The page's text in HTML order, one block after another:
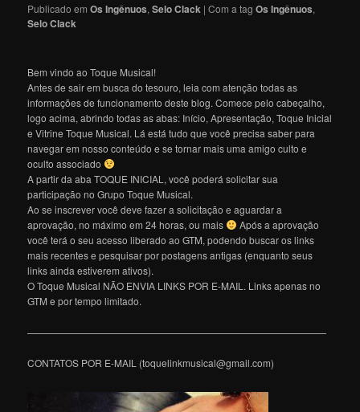
Publicado em Os Ingênuos,Selo Clack |Com a tagOs Ingênuos,
Selo Clack
Bem vindo ao Toque Musical!
Antes de sair em busca do tesouro, leia com atenção todas as
informações de funcionamento deste blog. Comece pelo cabeçalho,
logo acima, abrindo todas as abas: Início, Apresentação, Toque Inicial
e Vitrine Toque Musical. Lá está tudo que você precisa saber para
navegar em nosso conteúdo e se tornar mais uma amigo culto e
oculto associado
A partir da aba TOQUE INICIAL, você poderá solicitar sua
participação no Grupo Toque Musical.
Ao se inscrever você deve fazer a solicitação e aguardar a
aprovação, no máximo em 24 horas, ou mais
Após a aprovação
você terá o seu acesso liberado ao GTM, podendo buscar os links
mais recentes e pesquisar por postagens antigas (enquanto seus
links ainda estiverem ativos).
O Toque Musical NÃO ENVIA LINKS POR E-MAIL. Links apenas no
GTM e por tempo limitado.
———————————————————————————————
CONTATOS POR E-MAIL (toquelinkmusical@gmail.com)